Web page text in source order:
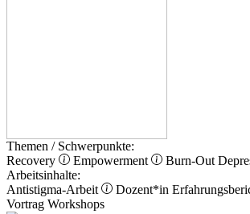
Themen / Schwerpunkte:
Recovery
Empowerment Burn-Out
Arbeitsinhalte:
Antistigma-Arbeit
Dozent*in
Vortrag Workshops